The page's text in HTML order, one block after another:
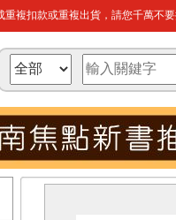
複扣款或重複出貨，請您千萬不要